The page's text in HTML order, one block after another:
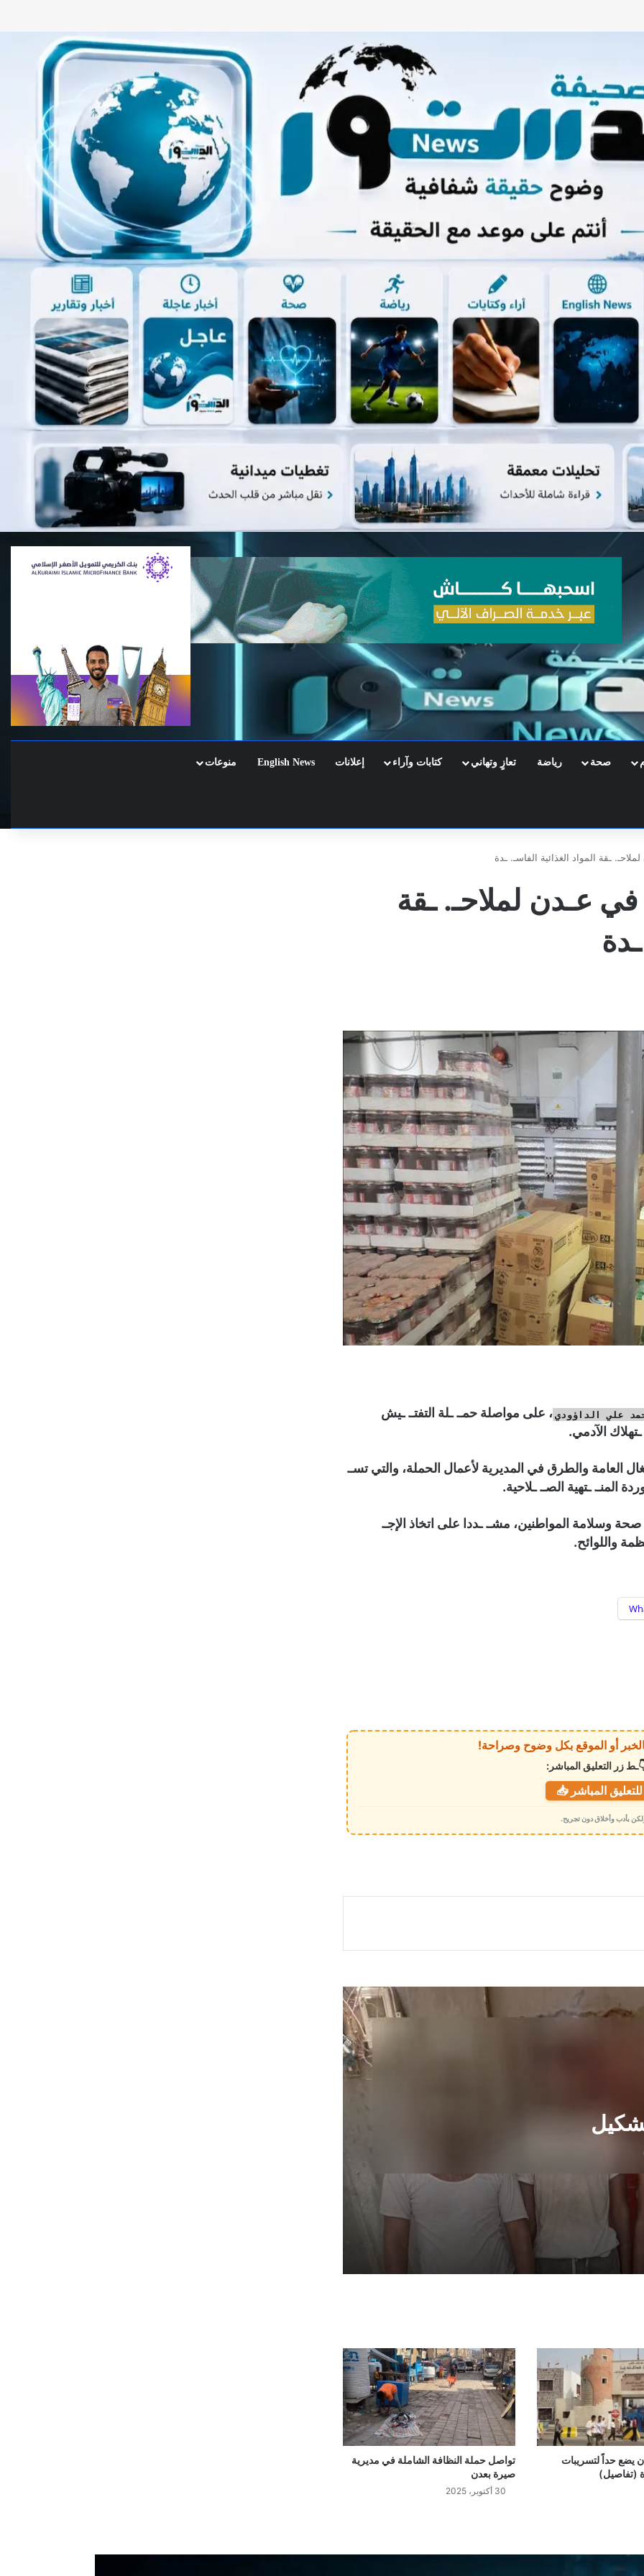
صحة رياضة تعازٍ وتهاني كتابات وآراء إعلانات English News منوعات
ـقة المواد الغذائية الفاسـ. ـدة
عـدن لملاحـ. ـقة
علي الداؤودي ، على مواصلة حمـ. ـلة التفتـ. ـيش
ـتهلاك الآدمي.
العامة والطرق في المديرية لأعمال الحملة، والتي تسـ.
المنـ. ـتهية الصـ. ـلاحية.
وسلامة المواطنين، مشـ. ـددا على اتخاذ الإجـ.
واللوائح.
زر التعليق المباشر:
المباشر 📥
بأدب وأخلاق دون تجريح.
تحريات أمنية تسقط تشكيلاً متورطاً في
في محافظة عدن
توضيح رسمي بشأن التحركات الجوية
السماء والأرض فوق عدن ولحج
حريق هائل يجتاح مستودعات تجارية
بالمنصورة ويثير الذعر قرب موقع حساس
في عدن
عملية مباغتة في العاصمة عدن تطيح
تقلب موازين قضية اغتيال الشاعر
حزمة قرارات إدارية واسعة تقضي بتغيير
قيادات أربع مديريات في العاصمة عدن
يضع حداً لتسريبات
(تفاصيل)
تواصل حملة النظافة الشاملة في مديرية
صيرة بعدن
30 أكتوبر، 2025